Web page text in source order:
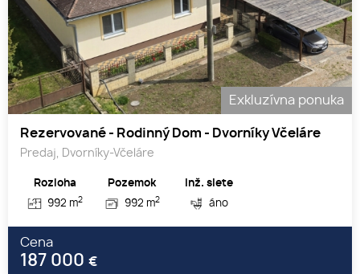
Exkluzívna ponuka
Rezervované - Rodinný Dom - Dvorníky Včeláre
Predaj, Dvorníky-Včeláre
Rozloha
992 m2
Pozemok
992 m2
Inž. siete
áno
Cena
187 000 €